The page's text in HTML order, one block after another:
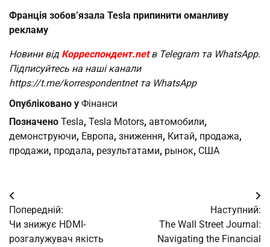
Франція зобов’язала Tesla припинити оманливу
рекламу
Новини від Корреспондент.netв Telegram та WhatsApp.
Підписуйтесь на наші канали
https://t.me/korrespondentnet та WhatsApp
Опубліковано у Фінанси
Позначено Tesla, Tesla Motors, автомобили,
демонструючи, Европа, зниження, Китай, продажа,
продажи, продала, результатами, рынок, США
Навігація
записів
Попередній:
Чи знижує HDMI-
розгалужувач якість
Наступний:
The Wall Street Journal:
Navigating the Financial